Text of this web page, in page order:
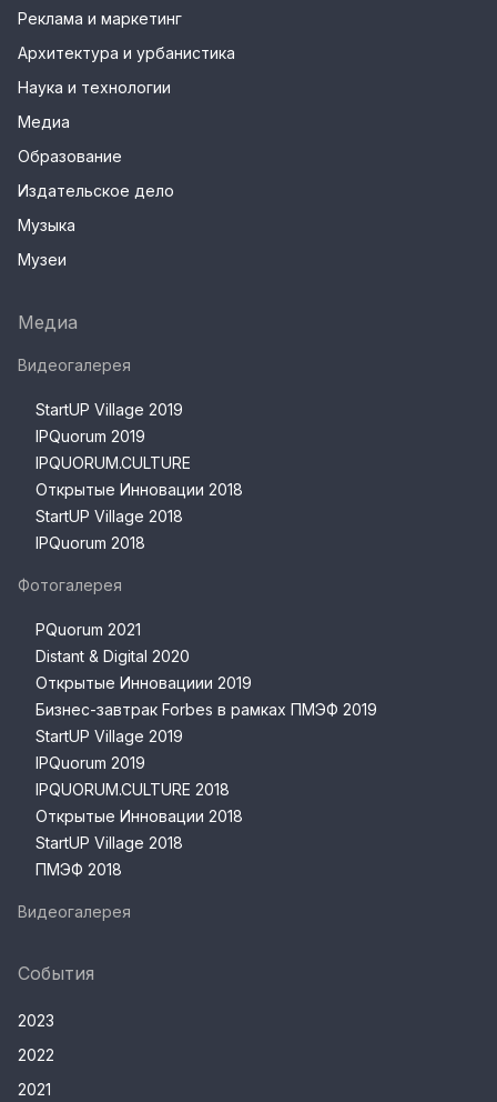
Реклама и маркетинг
Архитектура и урбанистика
Наука и технологии
Медиа
Образование
Издательское дело
Музыка
Музеи
Медиа
Видеогалерея
StartUP Village 2019
IPQuorum 2019
IPQUORUM.CULTURE
Открытые Инновации 2018
StartUP Village 2018
IPQuorum 2018
Фотогалерея
PQuorum 2021
Distant & Digital 2020
Открытые Инновациии 2019
Бизнес-завтрак Forbes в рамках ПМЭФ 2019
StartUP Village 2019
IPQuorum 2019
IPQUORUM.CULTURE 2018
Открытые Инновации 2018
StartUP Village 2018
ПМЭФ 2018
Видеогалерея
События
2023
2022
2021